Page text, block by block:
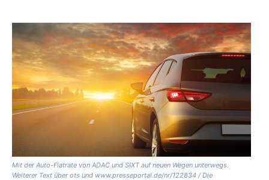
Mit der Auto-Flatrate von ADAC und SIXT auf neuen Wegen unterwegs.
Weiterer Text über ots und www.presseportal.de/nr/122834 / Die